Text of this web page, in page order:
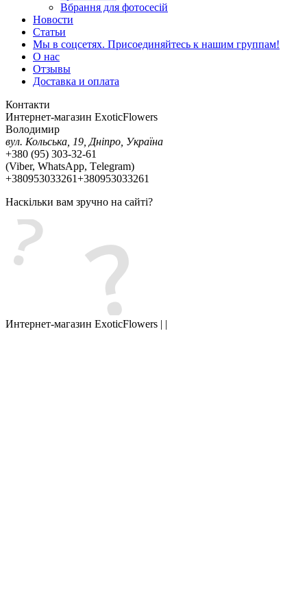
Вбрання для фотосесій
Новости
Статьи
Мы в соцсетях. Присоединяйтесь к нашим группам!
О нас
Отзывы
Доставка и оплата
Контакти
Интернет-магазин ExoticFlowers
Володимир
вул. Кольська, 19, Дніпро, Україна
+380 (95) 303-32-61
(Viber, WhatsApp, Тelegram)
+380953033261+380953033261
Наскільки вам зручно на сайті?
Интернет-магазин ExoticFlowers | |